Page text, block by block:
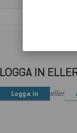
LOGGA IN
Logga in eller